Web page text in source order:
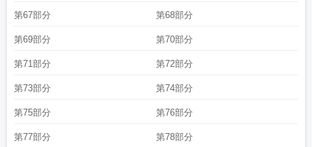
第67部分 第68部分
第69部分 第70部分
第71部分 第72部分
第73部分 第74部分
第75部分 第76部分
第77部分 第78部分